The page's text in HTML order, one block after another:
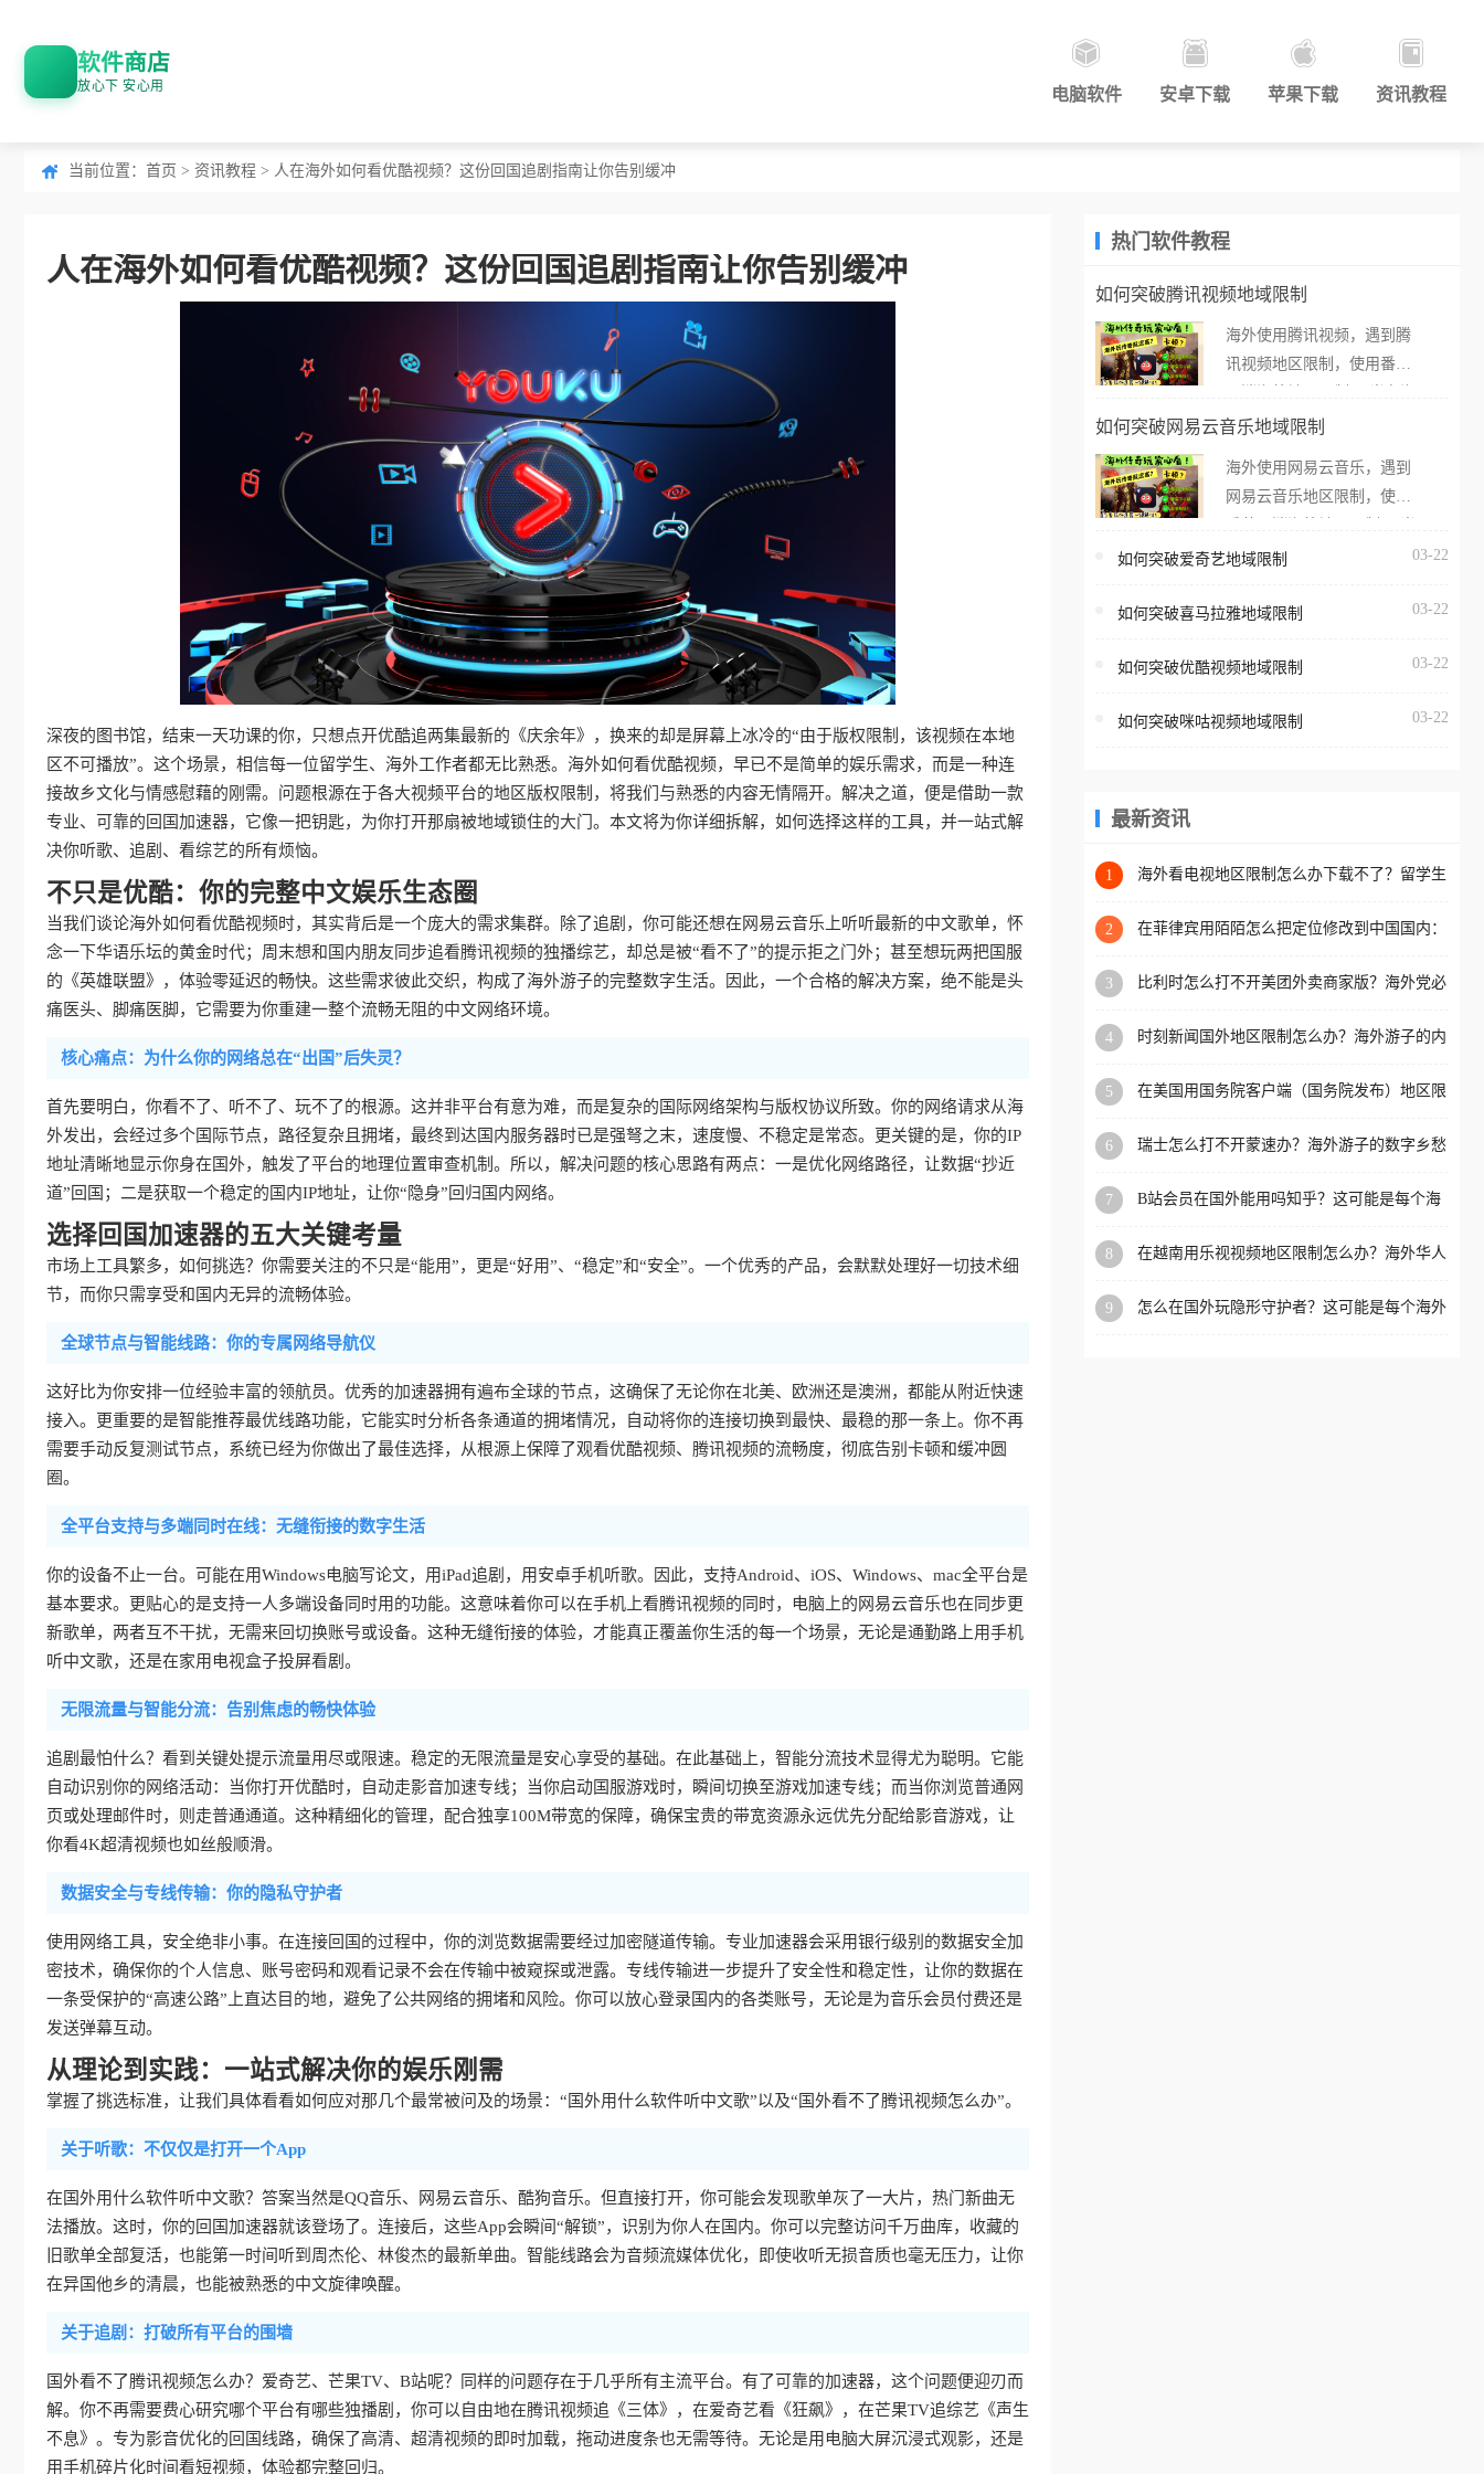
软件商店
放心下 安心用 电脑软件 安卓下载 苹果下载 资讯教程
当前位置： 首页 > 资讯教程 > 人在海外如何看优酷视频？这份回国追剧指南让你告别缓冲
人在海外如何看优酷视频？这份回国追剧指南让你告别缓冲
深夜的图书馆，结束一天功课的你，只想点开优酷追两集最新的《庆余年》，换来的却是屏幕上冰冷的“由于版权限制，该视频在本地
区不可播放”。这个场景，相信每一位留学生、海外工作者都无比熟悉。海外如何看优酷视频，早已不是简单的娱乐需求，而是一种连
接故乡文化与情感慰藉的刚需。问题根源在于各大视频平台的地区版权限制，将我们与熟悉的内容无情隔开。解决之道，便是借助一款
专业、可靠的回国加速器，它像一把钥匙，为你打开那扇被地域锁住的大门。本文将为你详细拆解，如何选择这样的工具，并一站式解
决你听歌、追剧、看综艺的所有烦恼。
不只是优酷：你的完整中文娱乐生态圈
当我们谈论海外如何看优酷视频时，其实背后是一个庞大的需求集群。除了追剧，你可能还想在网易云音乐上听听最新的中文歌单，怀
念一下华语乐坛的黄金时代；周末想和国内朋友同步追看腾讯视频的独播综艺，却总是被“看不了”的提示拒之门外；甚至想玩两把国服
的《英雄联盟》，体验零延迟的畅快。这些需求彼此交织，构成了海外游子的完整数字生活。因此，一个合格的解决方案，绝不能是头
痛医头、脚痛医脚，它需要为你重建一整个流畅无阻的中文网络环境。
核心痛点：为什么你的网络总在“出国”后失灵？
首先要明白，你看不了、听不了、玩不了的根源。这并非平台有意为难，而是复杂的国际网络架构与版权协议所致。你的网络请求从海
外发出，会经过多个国际节点，路径复杂且拥堵，最终到达国内服务器时已是强弩之末，速度慢、不稳定是常态。更关键的是，你的IP
地址清晰地显示你身在国外，触发了平台的地理位置审查机制。所以，解决问题的核心思路有两点：一是优化网络路径，让数据“抄近
道”回国；二是获取一个稳定的国内IP地址，让你“隐身”回归国内网络。
选择回国加速器的五大关键考量
市场上工具繁多，如何挑选？你需要关注的不只是“能用”，更是“好用”、“稳定”和“安全”。一个优秀的产品，会默默处理好一切技术细
节，而你只需享受和国内无异的流畅体验。
全球节点与智能线路：你的专属网络导航仪
这好比为你安排一位经验丰富的领航员。优秀的加速器拥有遍布全球的节点，这确保了无论你在北美、欧洲还是澳洲，都能从附近快速
接入。更重要的是智能推荐最优线路功能，它能实时分析各条通道的拥堵情况，自动将你的连接切换到最快、最稳的那一条上。你不再
需要手动反复测试节点，系统已经为你做出了最佳选择，从根源上保障了观看优酷视频、腾讯视频的流畅度，彻底告别卡顿和缓冲圆
圈。
全平台支持与多端同时在线：无缝衔接的数字生活
你的设备不止一台。可能在用Windows电脑写论文，用iPad追剧，用安卓手机听歌。因此，支持Android、iOS、Windows、mac全平台是
基本要求。更贴心的是支持一人多端设备同时用的功能。这意味着你可以在手机上看腾讯视频的同时，电脑上的网易云音乐也在同步更
新歌单，两者互不干扰，无需来回切换账号或设备。这种无缝衔接的体验，才能真正覆盖你生活的每一个场景，无论是通勤路上用手机
听中文歌，还是在家用电视盒子投屏看剧。
无限流量与智能分流：告别焦虑的畅快体验
追剧最怕什么？看到关键处提示流量用尽或限速。稳定的无限流量是安心享受的基础。在此基础上，智能分流技术显得尤为聪明。它能
自动识别你的网络活动：当你打开优酷时，自动走影音加速专线；当你启动国服游戏时，瞬间切换至游戏加速专线；而当你浏览普通网
页或处理邮件时，则走普通通道。这种精细化的管理，配合独享100M带宽的保障，确保宝贵的带宽资源永远优先分配给影音游戏，让
你看4K超清视频也如丝般顺滑。
数据安全与专线传输：你的隐私守护者
使用网络工具，安全绝非小事。在连接回国的过程中，你的浏览数据需要经过加密隧道传输。专业加速器会采用银行级别的数据安全加
密技术，确保你的个人信息、账号密码和观看记录不会在传输中被窥探或泄露。专线传输进一步提升了安全性和稳定性，让你的数据在
一条受保护的“高速公路”上直达目的地，避免了公共网络的拥堵和风险。你可以放心登录国内的各类账号，无论是为音乐会员付费还是
发送弹幕互动。
从理论到实践：一站式解决你的娱乐刚需
掌握了挑选标准，让我们具体看看如何应对那几个最常被问及的场景：“国外用什么软件听中文歌”以及“国外看不了腾讯视频怎么办”。
关于听歌：不仅仅是打开一个App
在国外用什么软件听中文歌？答案当然是QQ音乐、网易云音乐、酷狗音乐。但直接打开，你可能会发现歌单灰了一大片，热门新曲无
法播放。这时，你的回国加速器就该登场了。连接后，这些App会瞬间“解锁”，识别为你人在国内。你可以完整访问千万曲库，收藏的
旧歌单全部复活，也能第一时间听到周杰伦、林俊杰的最新单曲。智能线路会为音频流媒体优化，即使收听无损音质也毫无压力，让你
在异国他乡的清晨，也能被熟悉的中文旋律唤醒。
关于追剧：打破所有平台的围墙
国外看不了腾讯视频怎么办？爱奇艺、芒果TV、B站呢？同样的问题存在于几乎所有主流平台。有了可靠的加速器，这个问题便迎刃而
解。你不再需要费心研究哪个平台有哪些独播剧，你可以自由地在腾讯视频追《三体》，在爱奇艺看《狂飙》，在芒果TV追综艺《声生
不息》。专为影音优化的回国线路，确保了高清、超清视频的即时加载，拖动进度条也无需等待。无论是用电脑大屏沉浸式观影，还是
用手机碎片化时间看短视频，体验都完整回归。
热门软件教程
如何突破腾讯视频地域限制
海外使用腾讯视频，遇到腾
讯视频地区限制，使用番茄
外打开腾讯视频，却突然弹
地区无法播放”的提示语。
海外用户如香港、澳门、台
亚、欧洲等国家和地区时，
台一样，出现地区及版权限
地区播放。 遇到这个问题的
区工作、留学、定居等，都
权限制所困扰。
如何突破网易云音乐地域限制
海外使用网易云音乐，遇到
网易云音乐地区限制，使用
在海外打开网易云音乐，却
所在的地区无法播放”的提示
门、台湾、美国、加拿大、
区时，网易云音乐也会像其
回国加速器，即可解决「海
版权限制」的问题，无论人
国、加拿大、澳大利亚、欧
学、定居等，都可以使用，
扰。
如何突破爱奇艺地域限制 03-22
如何突破喜马拉雅地域限制 03-22
如何突破优酷视频地域限制 03-22
如何突破咪咕视频地域限制 03-22
最新资讯
1
海外看电视地区限制怎么办下载不了？留学生
2
在菲律宾用陌陌怎么把定位修改到中国国内：
3
比利时怎么打不开美团外卖商家版？海外党必
4
时刻新闻国外地区限制怎么办？海外游子的内
5
在美国用国务院客户端（国务院发布）地区限
6
瑞士怎么打不开蒙速办？海外游子的数字乡愁
7
B站会员在国外能用吗知乎？这可能是每个海
8
在越南用乐视视频地区限制怎么办？海外华人
9
怎么在国外玩隐形守护者？这可能是每个海外